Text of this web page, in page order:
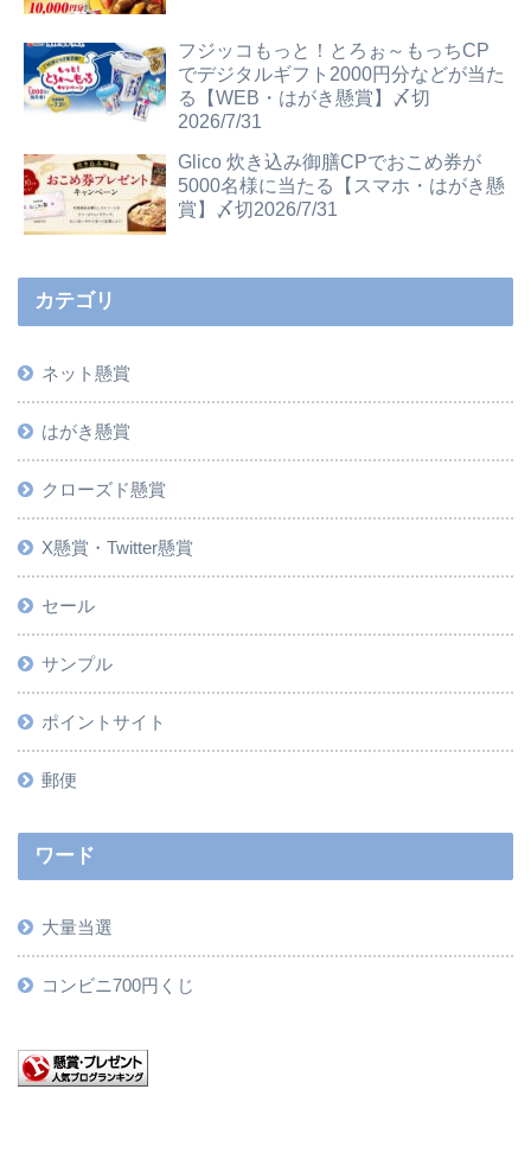
フジッコもっと！とろぉ～もっちCP
でデジタルギフト2000円分などが当た
る【WEB・はがき懸賞】〆切
2026/7/31
Glico 炊き込み御膳CPでおこめ券が
5000名様に当たる【スマホ・はがき懸
賞】〆切2026/7/31
カテゴリ
ネット懸賞
はがき懸賞
クローズド懸賞
X懸賞・Twitter懸賞
セール
サンプル
ポイントサイト
郵便
ワード
大量当選
コンビニ700円くじ